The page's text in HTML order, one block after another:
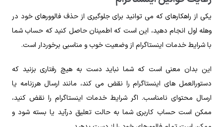
یکی از راهکارهای که می توانید برای جلوگیری از حذف فالوورهای خود در
وهله اول انجام دهید، این است که اطمینان حاصل کنید که حساب شما
با شرایط خدمات اینستاگرام از وضعیت خوب و مناسبی برخوردار است.
این بدان معنی است که شما نباید دست به هیچ رفتاری بزنید که
دستورالعمل های اینستاگرام را نقض می کند، مانند ارسال هرزنامه یا
ارسال محتوای نامناسب. اگر شرایط خدمات اینستاگرام را نقض کنید،
ممکن است حساب کاربری شما به حالت تعلیق درآید یا بسته شود و